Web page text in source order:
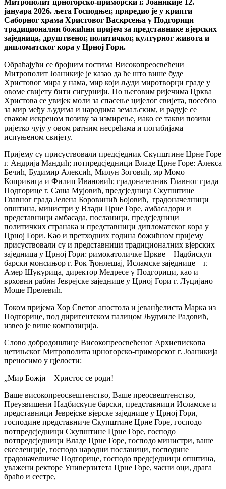
Митрополит црногорско-приморски г. Јоаникије 12.
јануара 2026. љета Господњег, приредио је у крипти
Саборног храма Христовог Васкрсења у Подгорици
традиционални божићни пријем за представнике вјерских
заједница, друштвеног, политичког, културног живота и
дипломатског кора у Црној Гори.
Обраћајући се бројним гостима Високопреосвећени
Митрополит Јоаникије је казао да ће што више буде
Христовог мира у нама, мир који људи миротворци граде у
овоме свијету бити сигурнији. По његовим ријечима Црква
Христова се увијек моли за спасење цијелог свијета, посебно
за мир међу људима и народима земаљским, и радује се
сваком искреном позиву за измирење, иако се такви позиви
ријетко чују у овом ратним несрећама и погибијама
испуњеном свијету.
Пријему су присуствовали предсједник Скупштине Црне Горе
г. Андрија Мандић; потпредсједници Владе Црне Горе: Алекса
Бечић, Будимир Алексић, Милун Зоговић, мр Момо
Копривица и Филип Ивановић; градоначелник Главног града
Подгорице г. Саша Мујовић, предсједница Скупштине
Главног града Јелена Боровинић Бојовић, градоначелници
општина, министри у Влади Црне Горе, амбасадори и
представници амбасада, посланици, предсједници
политичких странака и представници дипломатског кора у
Црној Гори. Као и претходних година божићном пријему
присуствовали су и представници традиционалних вјерских
заједница у Црној Гори: римокатоличке Цркве – Надбискуп
барски монсињор г. Рок Ђонлешај, Исламске заједнице – г.
Амер Шукурица, директор Медресе у Подгорици, као и
врховни рабин Јеврејске заједнице у Црној Гори г. Луцијано
Моше Прелевић.
Током пријема Хор Светог апостола и јеванђелиста Марка из
Подгорице, под диригентском палицом Људмиле Радовић,
извео је више композиција.
Слово добродошлице Високопреосвећеног Архиепископа
цетињског Митрополита црногорско-приморског г. Јоаникија
преносимо у цјелости:
„Мир Божји – Христос се роди!
Ваше високопреосвештенство, Ваше преосвештенство,
Преузвишени Надбискупе барски, представници Исламске и
представници Јеврејске вјерске заједнице у Црној Гори,
господине представниче Скупштине Црне Горе, господо
потпредсједници Скупштине Црне Горе, господо
потпредсједници Владе Црне Горе, господо министри, ваше
екселенције, господо народни посланици, господине
градоначелниче Подгорице, господо предсједници општина,
уважени ректоре Универзитета Црне Горе, часни оци, драга
браћо и сестре,